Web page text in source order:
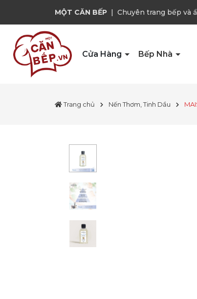
MỘT CĂN BẾP | Chuyên trang bếp và
Cửa Hàng Bếp Nhà
Trang chủ Nến Thơm, Tinh Dầu